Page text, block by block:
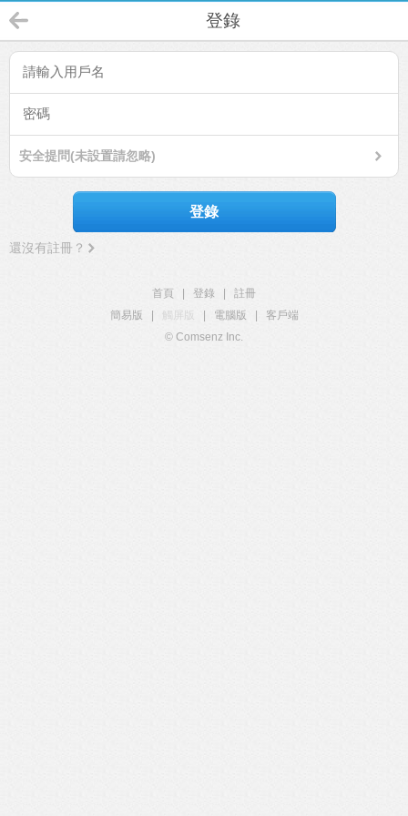
登錄
安全提問(未設置請忽略)
登錄
還沒有註冊？
首頁 登錄
註冊
簡易版
觸屏版 電腦版
客戶端
© Comsenz Inc.